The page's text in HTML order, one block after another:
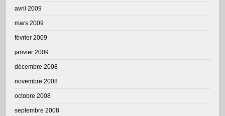
avril 2009
mars 2009
février 2009
janvier 2009
décembre 2008
novembre 2008
octobre 2008
septembre 2008